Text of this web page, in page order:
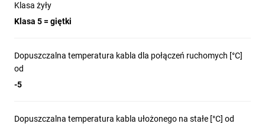
Klasa żyły
Klasa 5 = giętki
Dopuszczalna temperatura kabla dla połączeń ruchomych [°C]
od
-5
Dopuszczalna temperatura kabla ułożonego na stałe [°C] od